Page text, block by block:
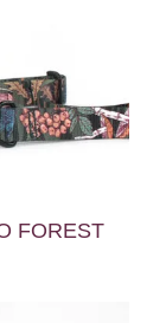
FOREST